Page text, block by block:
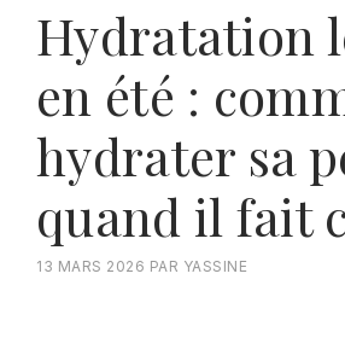
Hydratation
en été :
hydrater sa
quand il fait
13 MARS 2026 PAR YASSINE